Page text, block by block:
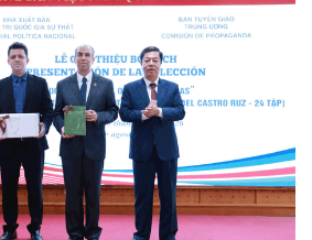
chọn lọc của Tổng Tư lệnh Fidel
bằng tiếng Tây Ban Nha.